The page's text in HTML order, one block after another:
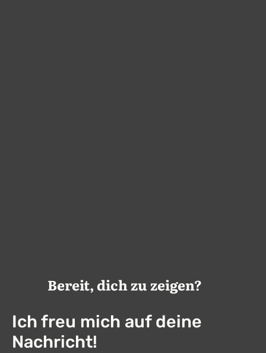
Bereit, dich zu zeigen?
Ich freu mich auf deine
Nachricht!